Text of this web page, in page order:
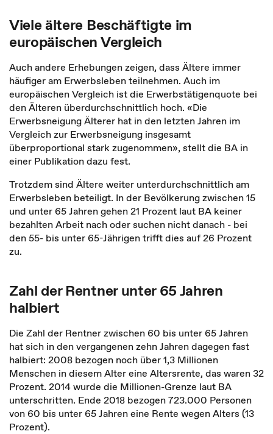
Viele ältere Beschäftigte im
europäischen Vergleich
Auch andere Erhebungen zeigen, dass Ältere immer
häufiger am Erwerbsleben teilnehmen. Auch im
europäischen Vergleich ist die Erwerbstätigenquote bei
den Älteren überdurchschnittlich hoch. «Die
Erwerbsneigung Älterer hat in den letzten Jahren im
Vergleich zur Erwerbsneigung insgesamt
überproportional stark zugenommen», stellt die BA in
einer Publikation dazu fest.
Trotzdem sind Ältere weiter unterdurchschnittlich am
Erwerbsleben beteiligt. In der Bevölkerung zwischen 15
und unter 65 Jahren gehen 21 Prozent laut BA keiner
bezahlten Arbeit nach oder suchen nicht danach - bei
den 55- bis unter 65-Jährigen trifft dies auf 26 Prozent
zu.
Zahl der Rentner unter 65 Jahren
halbiert
Die Zahl der Rentner zwischen 60 bis unter 65 Jahren
hat sich in den vergangenen zehn Jahren dagegen fast
halbiert: 2008 bezogen noch über 1,3 Millionen
Menschen in diesem Alter eine Altersrente, das waren 32
Prozent. 2014 wurde die Millionen-Grenze laut BA
unterschritten. Ende 2018 bezogen 723.000 Personen
von 60 bis unter 65 Jahren eine Rente wegen Alters (13
Prozent).